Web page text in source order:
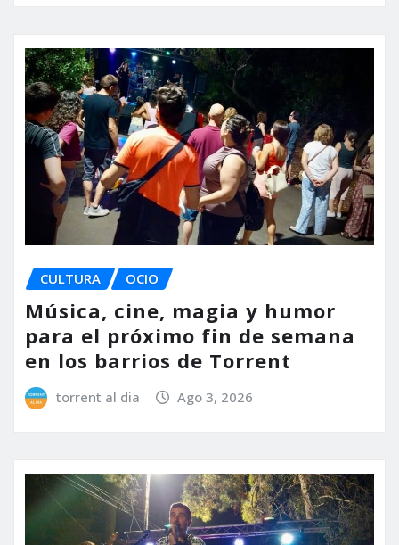
CULTURA OCIO
Música, cine, magia y humor
para el próximo fin de semana
en los barrios de Torrent
torrent al dia Ago 3, 2026